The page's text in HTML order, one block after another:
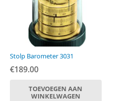
Stolp Barometer 3031
€189.00
TOEVOEGEN AAN
WINKELWAGEN